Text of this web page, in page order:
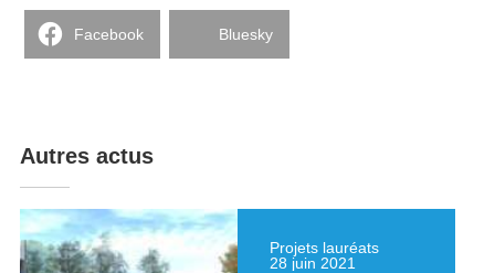
Facebook Bluesky
Autres actus
Projets lauréats
28 juin 2021